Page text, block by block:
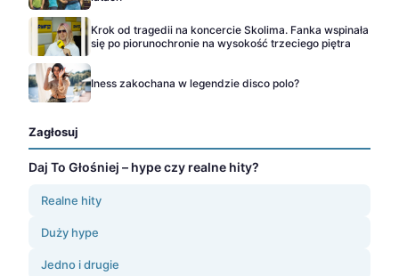
Krok od tragedii na koncercie Skolima. Fanka wspinała
się po piorunochronie na wysokość trzeciego piętra
Iness zakochana w legendzie disco polo?
Zagłosuj
Daj To Głośniej – hype czy realne hity?
Realne hity
Duży hype
Jedno i drugie